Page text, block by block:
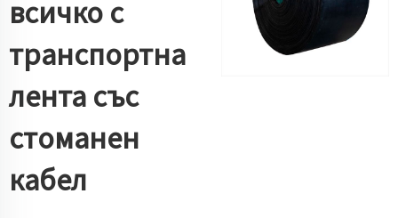
всичко с
транспортна
лента със
стоманен
кабел